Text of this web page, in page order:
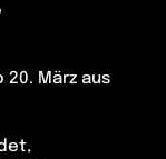
20. März aus